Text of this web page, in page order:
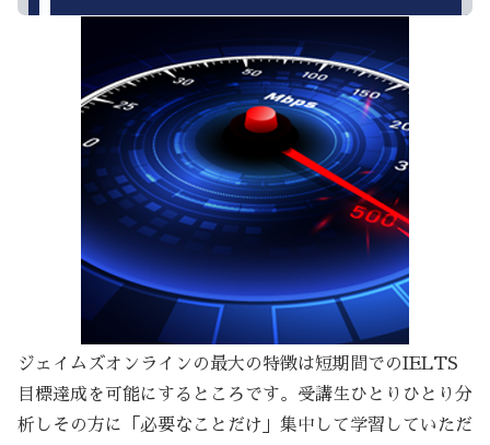
ジェイムズオンラインの最大の特徴は短期間でのIELTS
目標達成を可能にするところです。受講生ひとりひとり分
析しその方に「必要なことだけ」集中して学習していただ